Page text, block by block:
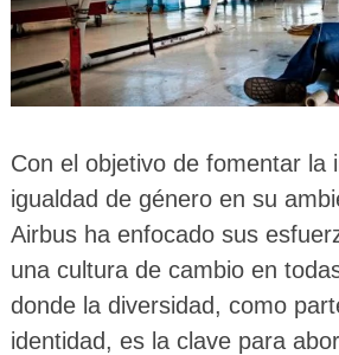
Con el objetivo de fomentar la
igualdad de género en su
Airbus ha enfocado sus
una cultura de cambio en
donde la diversidad, como
identidad, es la clave para